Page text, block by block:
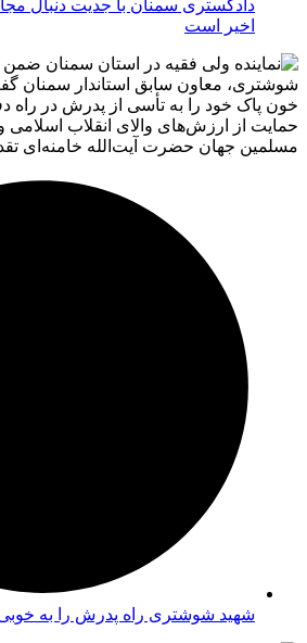
دادگستری سمنان با جدیت دنبال
اخیر است
شهید شوشتری راه پدرش را به خوبی